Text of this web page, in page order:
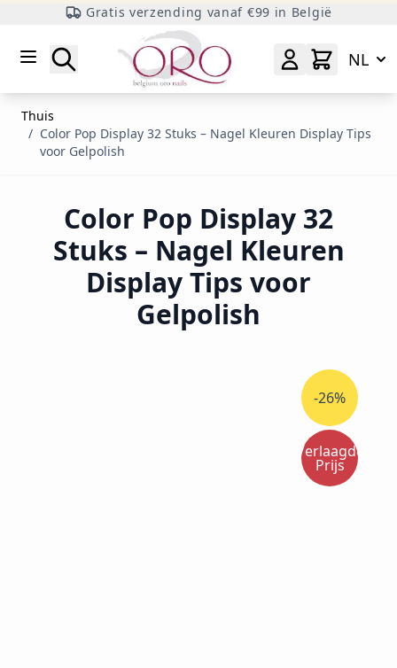
Gratis verzending vanaf €99 in België
Zoeken
NL
Thuis
/ Color Pop Display 32 Stuks – Nagel Kleuren Display Tips
voor Gelpolish
Color Pop Display 32
Stuks – Nagel Kleuren
Display Tips voor
Gelpolish
-26%
Verlaagde
Prijs